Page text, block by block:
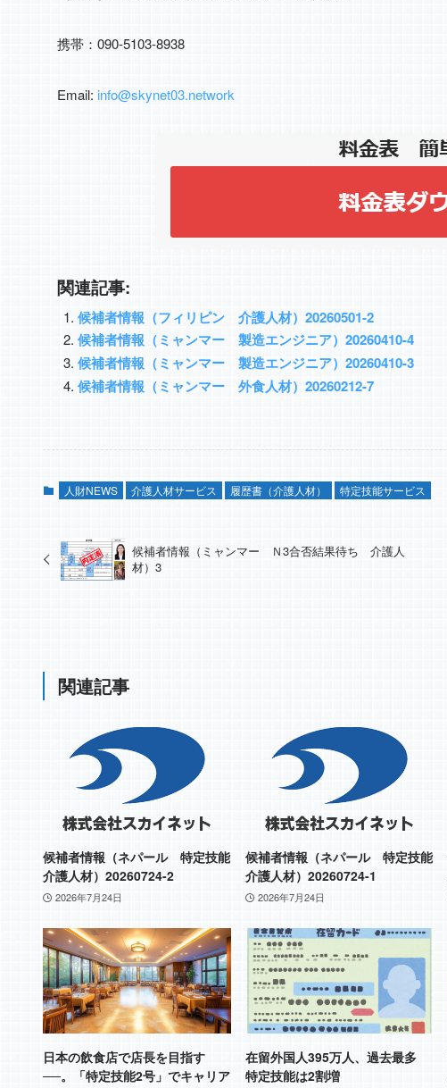
携帯：090-5103-8938
Email: info@skynet03.network
関連記事:
候補者情報（フィリピン 介護人材）20260501-2
候補者情報（ミャンマー 製造エンジニア）20260410-4
候補者情報（ミャンマー 製造エンジニア）20260410-3
候補者情報（ミャンマー 外食人材）20260212-7
人財NEWS 介護人材サービス 履歴書（介護人材） 特定技能サービス
候補者情報（ミャンマー Ｎ3合否結果待ち 介護人
材）3
関連記事
候補者情報（ネパール 特定技能
介護人材）20260724-2
2026年7月24日
候補者情報（ネパール 特定技能
介護人材）20260724-1
2026年7月24日
日本の飲食店で店長を目指す
──。「特定技能2号」でキャリア
在留外国人395万人、過去最多
特定技能は2割増